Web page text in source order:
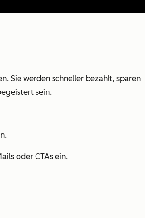
Sie werden schneller bezahlt, sparen
sein.
oder CTAs ein.